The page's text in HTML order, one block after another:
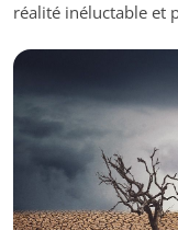
réalité inéluctable et